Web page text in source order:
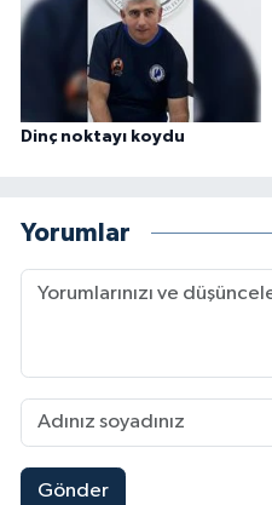
Dinç noktayı koydu
Yorumlar
Gönder